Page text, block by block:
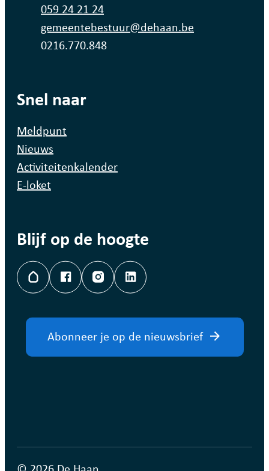
059 24 21 24
E-mailgemeentebestuur@dehaan.be
Ondernemingsnummer
0216.770.848
Snel naar
Meldpunt
Nieuws
Activiteitenkalender
E-loket
Blijf op de hoogte
Hoplr FacebookInstagramLinkedIn
Abonneer je op de nieuwsbrief